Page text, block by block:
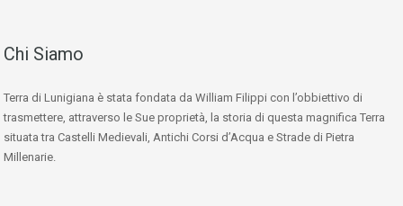
Chi Siamo
Terra di Lunigiana è stata fondata da William Filippi con l’obbiettivo di
trasmettere, attraverso le Sue proprietà, la storia di questa magnifica Terra
situata tra Castelli Medievali, Antichi Corsi d’Acqua e Strade di Pietra
Millenarie.